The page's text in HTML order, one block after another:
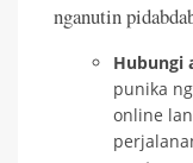
nganutin
Hubungi
punika
online